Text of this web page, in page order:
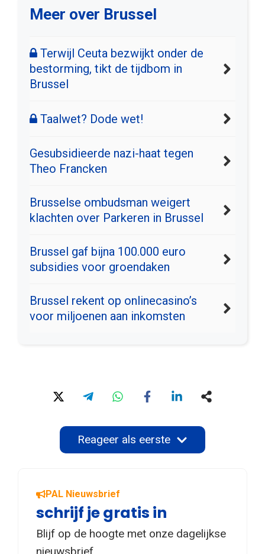
Meer over Brussel
Terwijl Ceuta bezwijkt onder de
bestorming, tikt de tijdbom in
Brussel
Taalwet? Dode wet!
Gesubsidieerde nazi-haat tegen
Theo Francken
Brusselse ombudsman weigert
klachten over Parkeren in Brussel
Brussel gaf bijna 100.000 euro
subsidies voor groendaken
Brussel rekent op onlinecasino’s
voor miljoenen aan inkomsten
Reageer als eerste
PAL Nieuwsbrief
schrijf je gratis in
Blijf op de hoogte met onze dagelijkse